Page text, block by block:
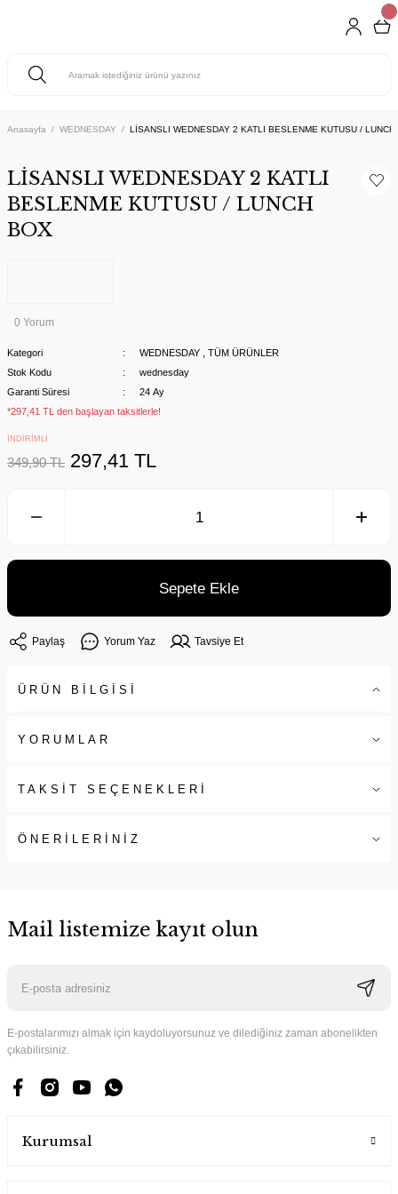
Anasayfa WEDNESDAY LİSANSLI WEDNESDAY 2 KATLI BESLENME KUTUSU / LUNCH
LİSANSLI WEDNESDAY 2 KATLI
BESLENME KUTUSU / LUNCH
BOX
0 Yorum
Kategori WEDNESDAY
TÜM ÜRÜNLER
Stok Kodu
wednesday
Garanti Süresi
24 Ay
*297,41 TL den başlayan taksitlerle!
İNDİRİMLİ
349,90 TL 297,41 TL
Sepete Ekle
Paylaş Yorum Yaz Tavsiye Et
ÜRÜN BİLGİSİ
YORUMLAR
TAKSİT SEÇENEKLERİ
ÖNERİLERİNİZ
Mail listemize kayıt olun
E-postalarımızı almak için kaydoluyorsunuz ve dilediğiniz zaman abonelikten
çıkabilirsiniz.
Kurumsal